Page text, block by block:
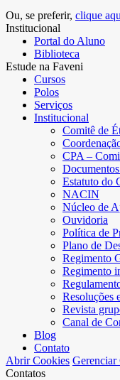
Ou, se preferir, clique
Institucional
Portal do Aluno
Biblioteca
Estude na Faveni
Cursos
Polos
Serviços
Institucional
Comitê de
CPA –
Estatuto do
NACIN
Núcleo de
Ouvidoria
Política de
Plano de
Regimento
Regimento
Resoluções
Revista
Canal de
Blog
Contato
Abrir Cookies Gerenciar
Contatos